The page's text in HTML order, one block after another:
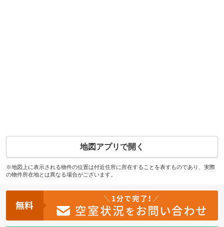
地図アプリで開く
※地図上に表示される物件の位置は付近住所に所在することを表すものであり、実際
の物件所在地とは異なる場合がございます。